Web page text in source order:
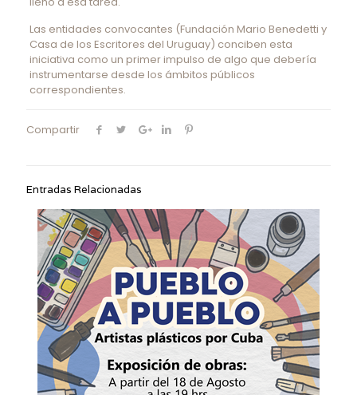
Las entidades convocantes (Fundación Mario Benedetti y
Casa de los Escritores del Uruguay) conciben esta
iniciativa como un primer impulso de algo que debería
instrumentarse desde los ámbitos públicos
correspondientes.
Compartir
Entradas Relacionadas